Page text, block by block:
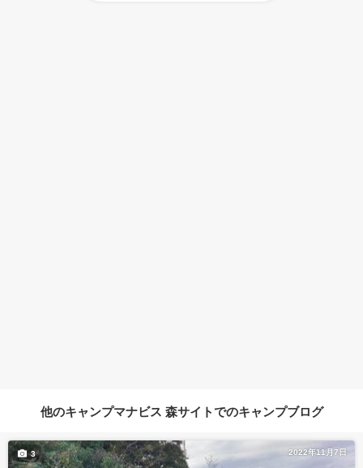
他のキャンプマナビス 森サイトでのキャンプブログ
2022年11月7日
3